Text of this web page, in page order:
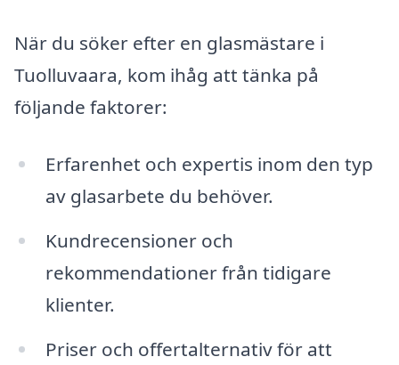
När du söker efter en glasmästare i
Tuolluvaara, kom ihåg att tänka på
följande faktorer:
Erfarenhet och expertis inom den typ
av glasarbete du behöver.
Kundrecensioner och
rekommendationer från tidigare
klienter.
Priser och offertalternativ för att